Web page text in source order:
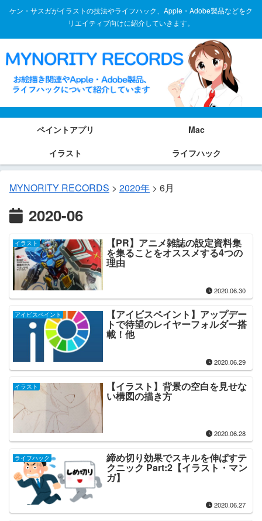
ケン・サスガがイラストの技法やライフハック、Apple・Adobe製品などをク
リエイティブ向けに紹介していきます。
ペイントアプリ
Mac
イラスト
ライフハック
MYNORITY RECORDS > 2020年 > 6月
2020-06
イラスト 【PR】アニメ雑誌の設定資料集
を集ることをオススメする4つの
理由
2020.06.30
アイビスペイント 【アイビスペイント】アップデー
トで待望のレイヤーフォルダー搭
載！他
2020.06.29
イラスト 【イラスト】背景の空白を見せな
い構図の描き方
2020.06.28
ライフハック 締め切り効果でスキルを伸ばすテ
クニック Part:2【イラスト・マン
ガ】
2020.06.27